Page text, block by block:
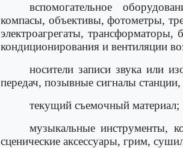
вспомогательное
компасы, объективы, фотометры,
электроагрегаты, трансформаторы,
кондиционирования и вентиляции
носители записи звука или
передач, позывные сигналы
текущий съемочный материал;
музыкальные инструменты,
сценические аксессуары, грим,